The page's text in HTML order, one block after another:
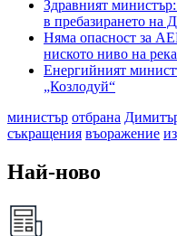
Здравният
в пребазирането
Няма опасност за
ниското ниво на
Енергийният
„Козлодуй“
министър отбрана
съкращения въоражение
Най-ново